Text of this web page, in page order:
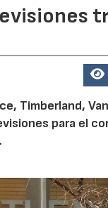
Timberland,
para el